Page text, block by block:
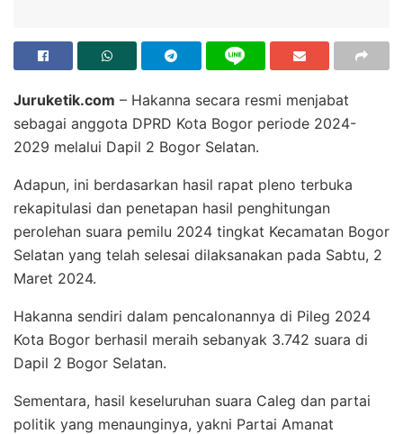
Juruketik.com – Hakanna secara resmi menjabat
sebagai anggota DPRD Kota Bogor periode 2024-
2029 melalui Dapil 2 Bogor Selatan.
Adapun, ini berdasarkan hasil rapat pleno terbuka
rekapitulasi dan penetapan hasil penghitungan
perolehan suara pemilu 2024 tingkat Kecamatan Bogor
Selatan yang telah selesai dilaksanakan pada Sabtu, 2
Maret 2024.
Hakanna sendiri dalam pencalonannya di Pileg 2024
Kota Bogor berhasil meraih sebanyak 3.742 suara di
Dapil 2 Bogor Selatan.
Sementara, hasil keseluruhan suara Caleg dan partai
politik yang menaunginya, yakni Partai Amanat